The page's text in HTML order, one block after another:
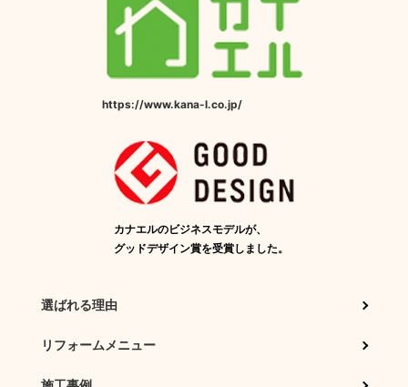
https://www.kana-l.co.jp/
カナエルのビジネスモデルが、
グッドデザイン賞を受賞しました。
選ばれる理由
リフォームメニュー